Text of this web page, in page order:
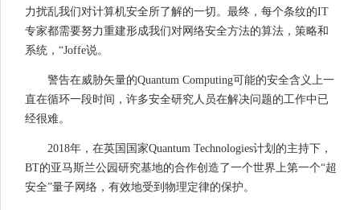
力扰乱我们对计算机安全所了解的一切。最终，每个条纹的IT
专家都需要努力重建形成我们对网络安全方法的算法，策略和
系统，“Joffe说。
警告在威胁矢量的Quantum Computing可能的安全含义上一
直在循环一段时间，许多安全研究人员在解决问题的工作中已
经很难。
2018年，在英国国家Quantum Technologies计划的主持下，
BT的亚马斯兰公园研究基地的合作创造了一个世界上第一个“超
安全”量子网络，有效地受到物理定律的保护。